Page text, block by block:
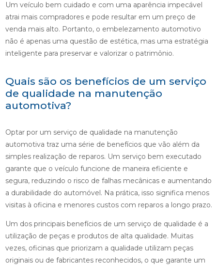
Um veículo bem cuidado e com uma aparência impecável
atrai mais compradores e pode resultar em um preço de
venda mais alto. Portanto, o embelezamento automotivo
não é apenas uma questão de estética, mas uma estratégia
inteligente para preservar e valorizar o patrimônio.
Quais são os benefícios de um serviço
de qualidade na manutenção
automotiva?
Optar por um serviço de qualidade na manutenção
automotiva traz uma série de benefícios que vão além da
simples realização de reparos. Um serviço bem executado
garante que o veículo funcione de maneira eficiente e
segura, reduzindo o risco de falhas mecânicas e aumentando
a durabilidade do automóvel. Na prática, isso significa menos
visitas à oficina e menores custos com reparos a longo prazo.
Um dos principais benefícios de um serviço de qualidade é a
utilização de peças e produtos de alta qualidade. Muitas
vezes, oficinas que priorizam a qualidade utilizam peças
originais ou de fabricantes reconhecidos, o que garante um